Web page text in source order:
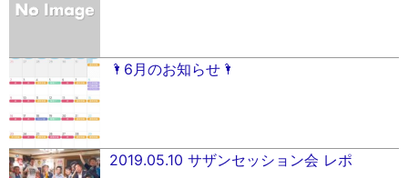
🌂6月のお知らせ🌂
2019.05.10 サザンセッション会 レポ